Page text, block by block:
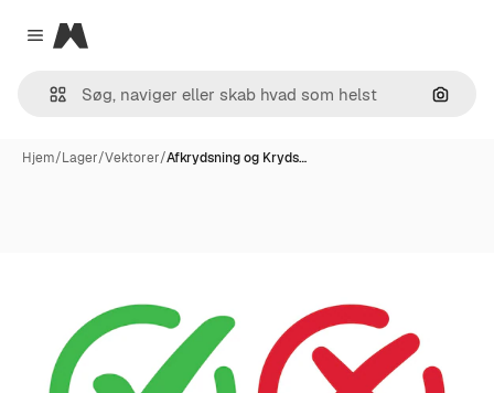
Close menu
Magnific
Søg
Hjem/Lager/Vektorer/Afkrydsning og Kryds…